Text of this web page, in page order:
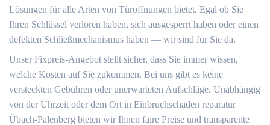
Lösungen für alle Arten von Türöffnungen bietet.​ Egal ob Sie
Ihren Schlüssel verloren haben, sich ausgesperrt haben oder einen
defekten Schließmechanismus haben ― wir sind für Sie da.
Unser Fixpreis-Angebot stellt sicher, dass Sie immer wissen,
welche Kosten auf Sie zukommen.​ Bei uns gibt es keine
versteckten Gebühren oder unerwarteten Aufschläge.​ Unabhängig
von der Uhrzeit oder dem Ort in Einbruchschaden reparatur
Übach-Palenberg bieten wir Ihnen faire Preise und transparente